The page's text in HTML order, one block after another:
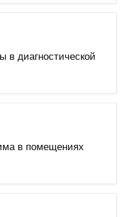
диагностической
в помещениях